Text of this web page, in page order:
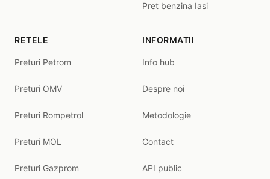
Pret benzina Iasi
RETELE
Preturi Petrom
Preturi OMV
Preturi Rompetrol
Preturi MOL
Preturi Gazprom
INFORMATII
Info hub
Despre noi
Metodologie
Contact
API public